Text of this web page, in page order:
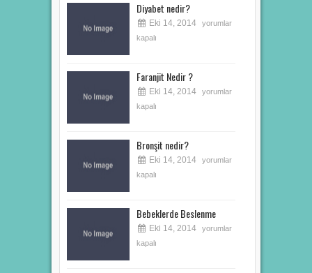
Diyabet nedir?
Eki 14, 2014
yorumlar
kapalı
Faranjit Nedir ?
Eki 14, 2014
yorumlar
kapalı
Bronşit nedir?
Eki 14, 2014
yorumlar
kapalı
Bebeklerde Beslenme
Eki 14, 2014
yorumlar
kapalı